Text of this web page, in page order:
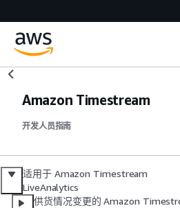
Amazon Timestream
开发人员指南
适用于 Amazon Timestream
LiveAnalytics
供货情况变更的 Amazon